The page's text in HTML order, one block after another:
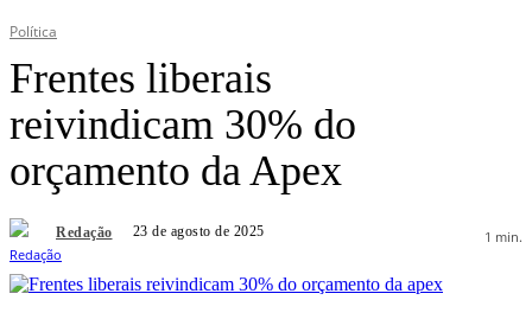
Política
Frentes liberais
reivindicam 30% do
orçamento da Apex
Redação 23 de agosto de 2025 1 min.